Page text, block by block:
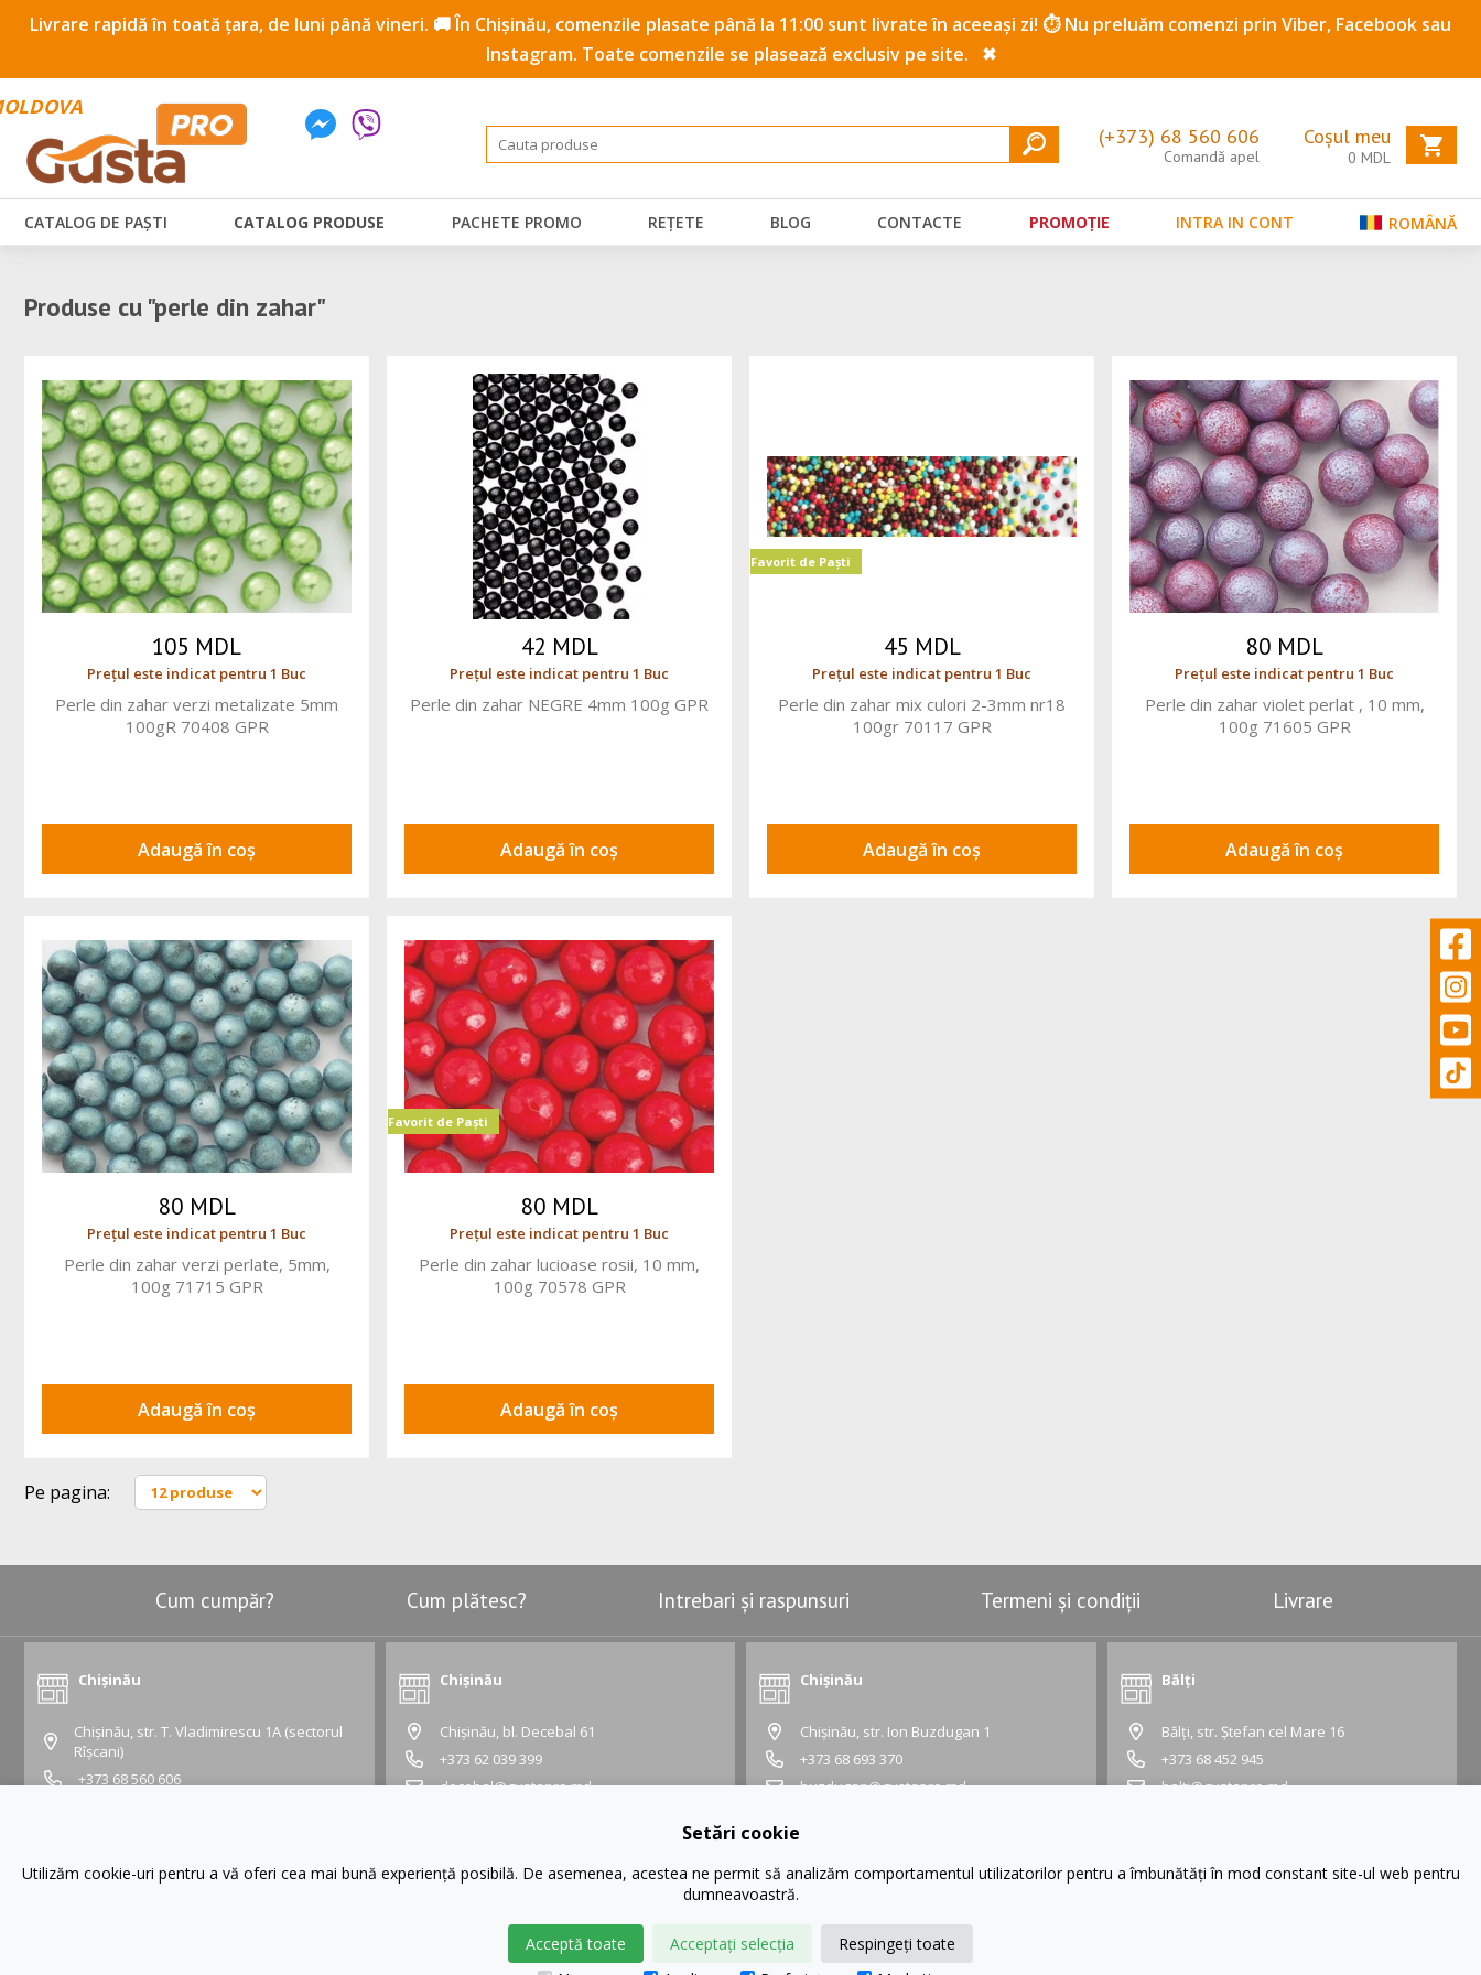
Livrare rapidă în toată țara, de luni până vineri. 🚚 În Chișinău, comenzile plasate până la 11:00 sunt livrate în aceeași zi! ⏱️ Nu preluăm comenzi prin Viber, Facebook sau
Instagram. Toate comenzile se plasează exclusiv pe site.
✖
Coșul meu
0 MDL
(+373) 68 560 606
Comandă apel
CATALOG DE PAȘTI CATALOG PRODUSE PACHETE PROMO REȚETE BLOG CONTACTE PROMOȚIE INTRA IN CONT ROMÂNĂ
Produse cu "perle din zahar"
105 MDL
Prețul este indicat pentru 1 Buc
Perle din zahar verzi metalizate 5mm
100gR 70408 GPR
Adaugă în coș
42 MDL
Prețul este indicat pentru 1 Buc
Perle din zahar NEGRE 4mm 100g GPR
Adaugă în coș
Favorit de Paști
45 MDL
Prețul este indicat pentru 1 Buc
Perle din zahar mix culori 2-3mm nr18
100gr 70117 GPR
Adaugă în coș
80 MDL
Prețul este indicat pentru 1 Buc
Perle din zahar violet perlat , 10 mm,
100g 71605 GPR
Adaugă în coș
80 MDL
Prețul este indicat pentru 1 Buc
Perle din zahar verzi perlate, 5mm,
100g 71715 GPR
Adaugă în coș
Favorit de Paști
80 MDL
Prețul este indicat pentru 1 Buc
Perle din zahar lucioase rosii, 10 mm,
100g 70578 GPR
Adaugă în coș
Pe pagina:
Cum cumpăr? Cum plătesc? Intrebari și raspunsuri Termeni și condiții Livrare
Chișinău
Chișinău, str. T. Vladimirescu 1A (sectorul
Rîșcani)
+373 68 560 606
Lu - Vi:
09:00 - 19:00
Sâ - Du:10:00 - 16:00
Chișinău
Chișinău, bl. Decebal 61
+373 62 039 399
decebal@gustapro.md
Sâ - Du:10:00 - 16:00
Chișinău
Chișinău, str. Ion Buzdugan 1
+373 68 693 370
buzdugan@gustapro.md
Grafic:
Lu - Vi:
Sâ - Du: 10:00 - 16:00
Bălți
Bălți, str. Ștefan cel Mare 16
+373 68 452 945
balti@gustapro.md
Sâ - Du:
10:00 - 16:00
Setări cookie
Utilizăm cookie-uri pentru a vă oferi cea mai bună experiență posibilă. De asemenea, acestea ne permit să analizăm comportamentul utilizatorilor pentru a îmbunătăți în mod constant site-ul web pentru
dumneavoastră.
Acceptă toate Acceptați selecția
Respingeți toate